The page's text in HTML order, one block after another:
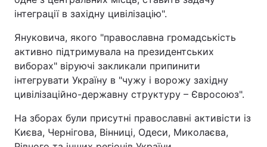
інтеграції в західну цивілізацію".
Януковича, якого "православна громадськість
активно підтримувала на президентських
виборах" віруючі закликали припинити
інтегрувати Україну в "чужу і ворожу західну
цивілізаційно-державну структуру – Євросоюз".
На зборах були присутні православні активісти із
Києва, Чернігова, Вінниці, Одеси, Миколаєва,